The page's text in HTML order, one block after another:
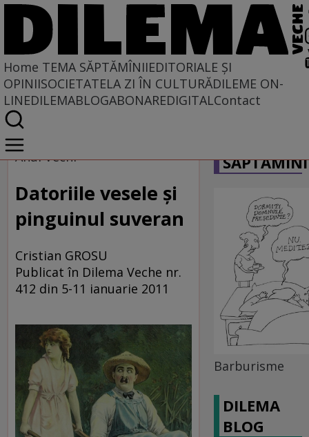
Home TEMA SĂPTĂMÎNIIEDITORIALE ȘI
OPINIISOCIETATELA ZI ÎN CULTURĂDILEME ON-
LINEDILEMABLOGABONAREDIGITALContact
Home
Tema săptămînii
Anul Vechi
Datoriile vesele şi
pinguinul suveran
Cristian GROSU
Publicat în Dilema Veche nr.
412 din 5-11 ianuarie 2011
Barburisme
DILEMA
BLOG